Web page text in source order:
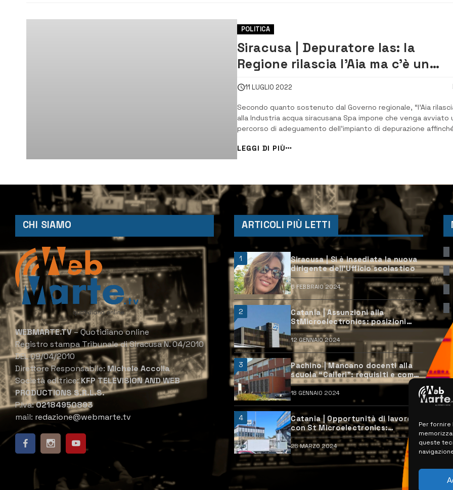
Per
queste
POLITICA
Siracusa | Depuratore Ias: la
Regione rilascia l’Aia ma c’è un
vincolo
11 LUGLIO 2022
Secondo quanto sostenuto dal Governo regionale, “l’Aia
alla Industria acqua siracusana Spa impone che venga avviato
percorso di adeguamento dell’impianto di depurazione
salvaguardia del territorio e della salute di residenti e
questa area del...
LEGGI DI PIÙ
CHI SIAMO
WEBMARTE.TV– Quotidiano online
Registro stampa Tribunale di Siracusa N. 04/2010
DEL 09/04/2010
Direttore Responsabile:Michele Accolla
Società editrice:KFP TELEVISION AND WEB
PRODUCTIONS S.R.L.S.
P.Iva:02184950893
mail: redazione@webmarte.tv
ARTICOLI PIÙ LETTI
1
Siracusa | Si è insediata la nuova
dirigente dell’Ufficio scolastico
6 FEBBRAIO 2024
2
Catania | Assunzioni alla
StMicroelectronics: posizioni
aperte e come candidarsi
12 GENNAIO 2024
3
Pachino | Mancano docenti alla
scuola “Calleri”: requisiti e come
candidarsi
18 GENNAIO 2024
4
Catania | Opportunità di lavoro
con St Microelectronics:
centinaia di assunzioni previste
28 MARZO 2024